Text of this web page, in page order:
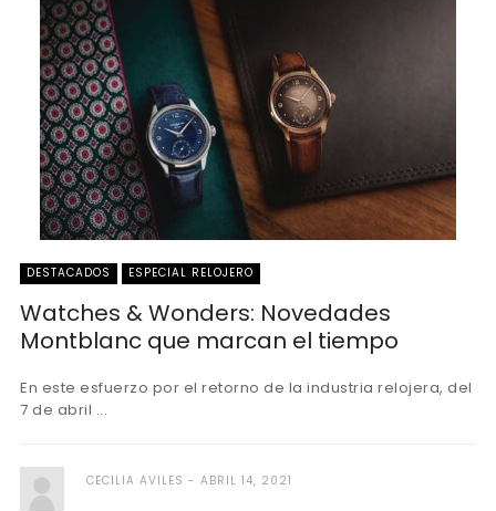
DESTACADOS ESPECIAL RELOJERO
Watches & Wonders: Novedades
Montblanc que marcan el tiempo
En este esfuerzo por el retorno de la industria relojera, del
7 de abril ...
CECILIA AVILES ABRIL 14, 2021